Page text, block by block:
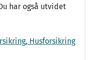
har også utvidet
Husforsikring